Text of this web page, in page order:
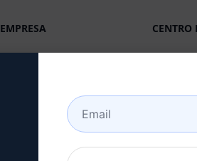
EMPRESA
Características
CENTRO
Estado